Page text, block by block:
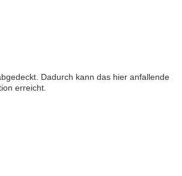
Dadurch kann das hier anfallende
erreicht.